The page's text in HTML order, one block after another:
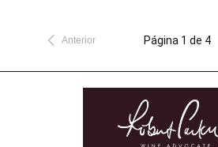
Anterior Página 1 de 4